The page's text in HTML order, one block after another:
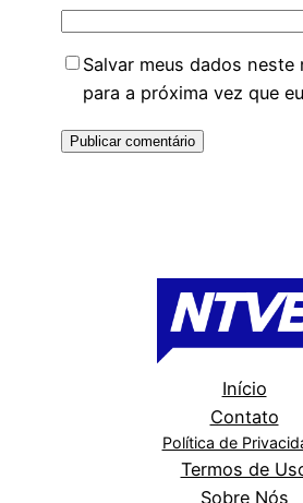
Salvar meus dados neste
para a próxima vez que
Início
Contato
Política de
Termos de
Sobre Nós